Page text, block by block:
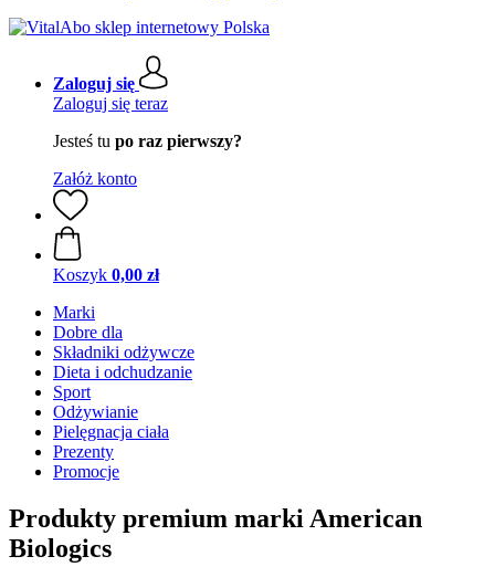
Zaloguj się
Zaloguj się teraz
Jesteś tu po raz pierwszy?
Załóż konto
Koszyk 0,00 zł
Marki
Dobre dla
Składniki odżywcze
Dieta i odchudzanie
Sport
Odżywianie
Pielęgnacja ciała
Prezenty
Promocje
Produkty premium marki American
Biologics